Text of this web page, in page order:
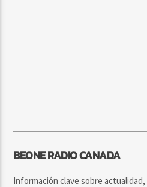
BEONE RADIO CANADA
Información clave sobre